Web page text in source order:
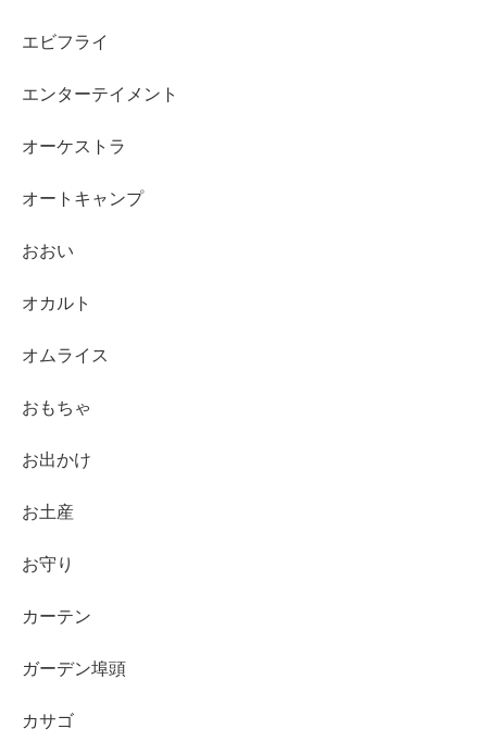
エビフライ
エンターテイメント
オーケストラ
オートキャンプ
おおい
オカルト
オムライス
おもちゃ
お出かけ
お土産
お守り
カーテン
ガーデン埠頭
カサゴ